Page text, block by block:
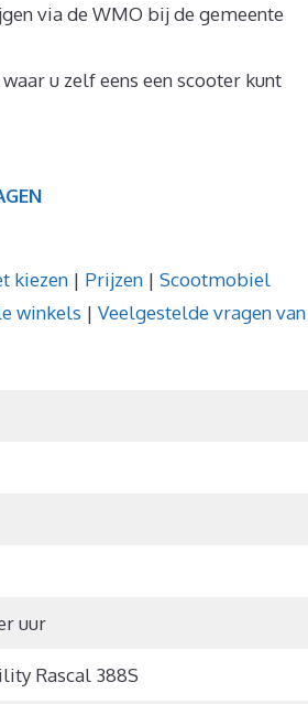
via de WMO bij de gemeente
u zelf eens een scooter kunt
kiezen | Prijzen | Scootmobiel
winkels | Veelgestelde vragen van
uur
Rascal 388S